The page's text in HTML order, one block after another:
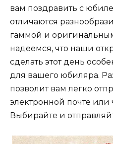
вам поздравить с
отличаются
гаммой и
надеемся, что наши
сделать этот день
для вашего юбиляра.
позволит вам легко
электронной почте
Выбирайте и